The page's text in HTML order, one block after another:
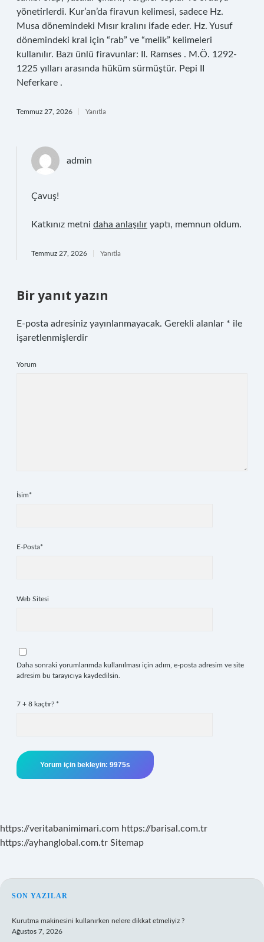
yönetirlerdi. Kur’an’da firavun kelimesi, sadece Hz.
Musa dönemindeki Mısır kralını ifade eder. Hz. Yusuf
dönemindeki kral için “rab” ve “melik” kelimeleri
kullanılır. Bazı ünlü firavunlar: II. Ramses . M.Ö. 1292-
1225 yılları arasında hüküm sürmüştür. Pepi II
Neferkare .
Temmuz 27, 2026 Yanıtla
admin
Çavuş!
Katkınız metni daha anlaşılır yaptı, memnun oldum.
Temmuz 27, 2026 Yanıtla
Bir yanıt yazın
E-posta adresiniz yayınlanmayacak. Gerekli alanlar * ile
işaretlenmişlerdir
Yorum
İsim*
E-Posta*
Web Sitesi
Daha sonraki yorumlarımda kullanılması için adım, e-posta adresim ve site
adresim bu tarayıcıya kaydedilsin.
7 + 8 kaçtır? *
https://veritabanimimari.com https://barisal.com.tr
https://ayhanglobal.com.tr Sitemap
SIDEBAR
SON YAZILAR
Kurutma makinesini kullanırken nelere dikkat etmeliyiz ?
Ağustos 7, 2026